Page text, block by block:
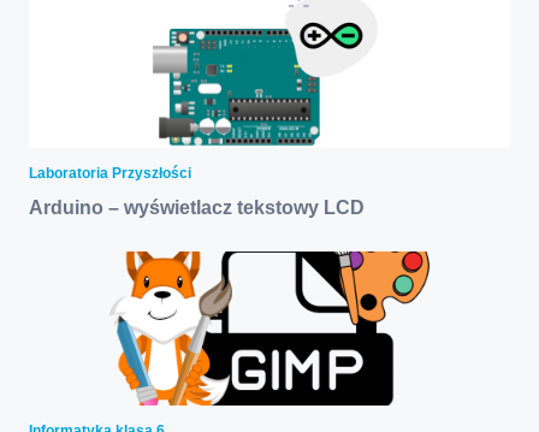
Laboratoria Przyszłości
Arduino – wyświetlacz tekstowy LCD